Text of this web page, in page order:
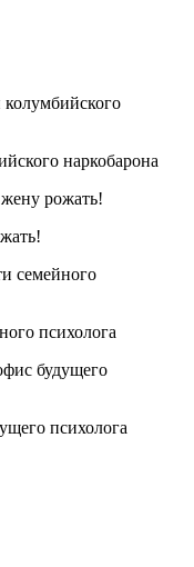
наркобарона
психолога
психолога